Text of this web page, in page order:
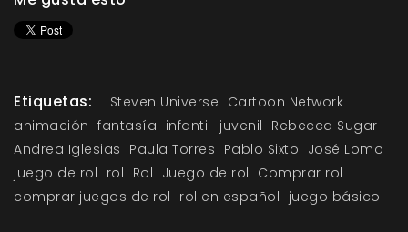
Etiquetas: Steven Universe Cartoon Network
animación fantasía infantil juvenil Rebecca Sugar
Andrea Iglesias Paula Torres Pablo Sixto José Lomo
juego de rol rol Rol Juego de rol Comprar rol
comprar juegos de rol rol en español juego básico